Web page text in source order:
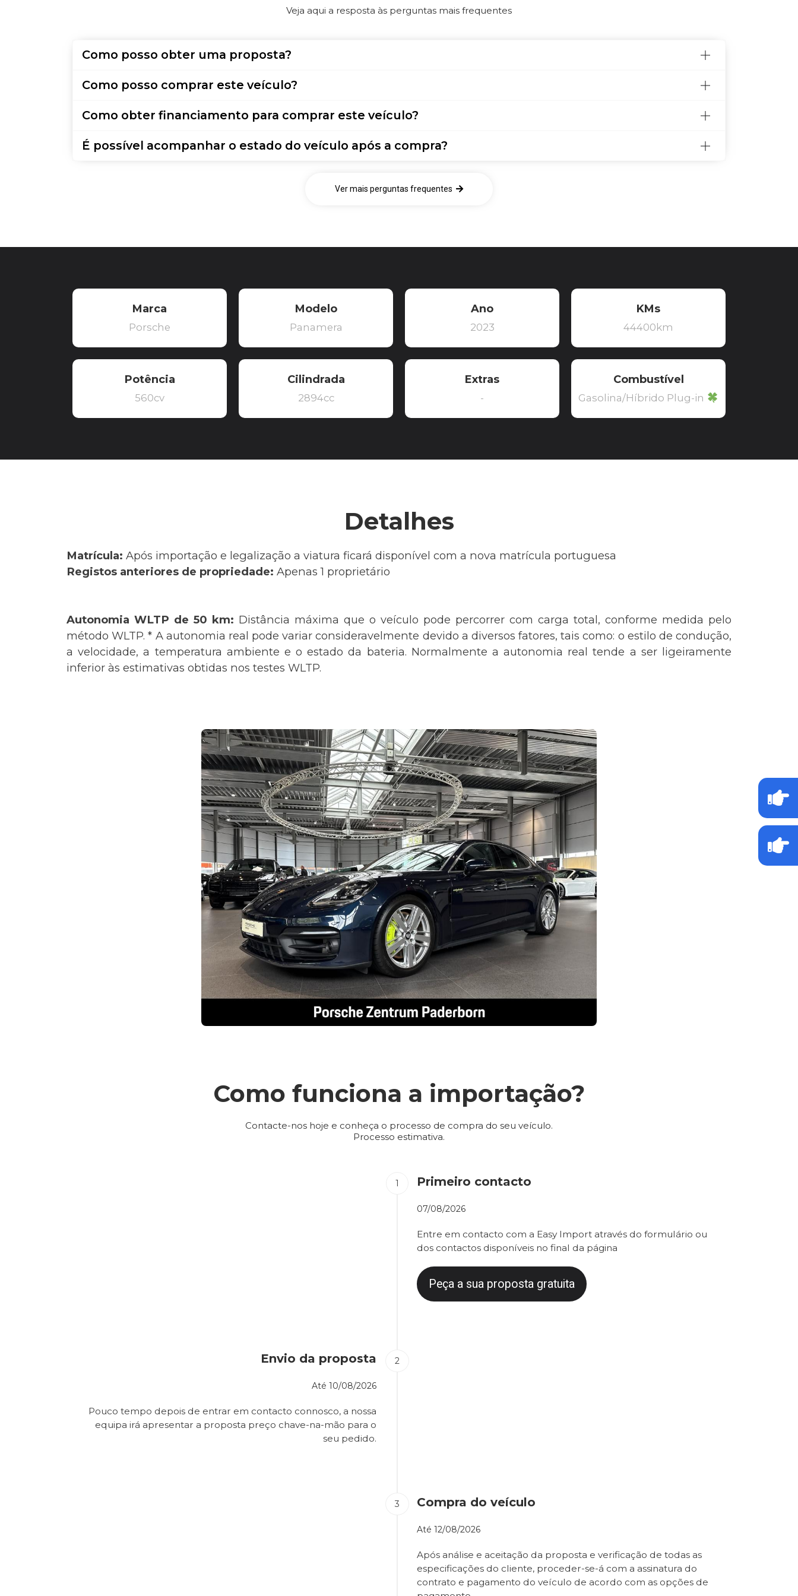
Veja aqui a resposta às perguntas mais frequentes
Como posso obter uma proposta?
Como posso comprar este veículo?
Como obter financiamento para comprar este veículo?
É possível acompanhar o estado do veículo após a compra?
Ver mais perguntas frequentes
Marca
Porsche
Modelo
Panamera
Ano
2023
KMs
44400km
Potência
560cv
Cilindrada
2894cc
Extras
-
Combustível
Gasolina/Híbrido Plug-in
Detalhes
Matrícula: Após importação e legalização a viatura ficará disponível com a nova matrícula portuguesa
Registos anteriores de propriedade: Apenas 1 proprietário
Autonomia WLTP de 50 km: Distância máxima que o veículo pode percorrer com carga total, conforme medida pelo
método WLTP. * A autonomia real pode variar consideravelmente devido a diversos fatores, tais como: o estilo de condução,
a velocidade, a temperatura ambiente e o estado da bateria. Normalmente a autonomia real tende a ser ligeiramente
inferior às estimativas obtidas nos testes WLTP.
Como funciona a importação?
Contacte-nos hoje e conheça o processo de compra do seu veículo.
Processo estimativa.
Primeiro contacto
07/08/2026
Entre em contacto com a Easy Import através do formulário ou
dos contactos disponíveis no final da página
Peça a sua proposta gratuita
Envio da proposta
Até 10/08/2026
Pouco tempo depois de entrar em contacto connosco, a nossa
equipa irá apresentar a proposta preço chave-na-mão para o
seu pedido.
Compra do veículo
Até 12/08/2026
Após análise e aceitação da proposta e verificação de todas as
especificações do cliente, proceder-se-á com a assinatura do
contrato e pagamento do veículo de acordo com as opções de